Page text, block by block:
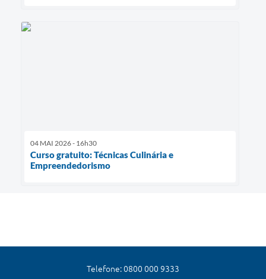
04 MAI 2026 - 16h30
Curso gratuito: Técnicas Culinária e
Empreendedorismo
Telefone: 0800 000 9333